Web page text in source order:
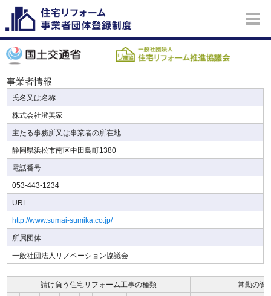
事業者情報
氏名又は名称
株式会社澄美家
主たる事務所又は事業者の所在地
静岡県浜松市南区中田島町1380
電話番号
053-443-1234
URL
http://www.sumai-sumika.co.jp/
所属団体
一般社団法人リノベーション協議会
請け負う住宅リフォーム工事の種類 常勤の資